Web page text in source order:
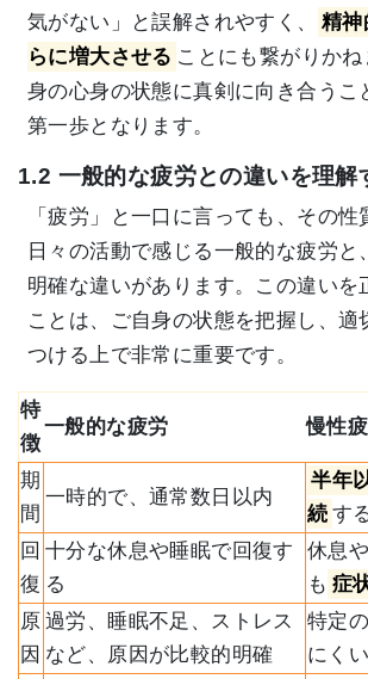
気がない」と誤解されやすく、
精神
らに増大させる ことにも繋がりか
身の心身の状態に真剣に向き合うこ
第一歩となります。
1.2 一般的な疲労との違いを理解
「疲労」と一口に言っても、その性
日々の活動で感じる一般的な疲労と
明確な違いがあります。この違いを
ことは、ご自身の状態を把握し、適
つける上で非常に重要です。
特
徴
一般的な疲労 慢性
期
間
一時的で、通常数日以内
半年
続 す
回
復
十分な休息や睡眠で回復す
る
休息
も 症
原
因
過労、睡眠不足、ストレス
など、原因が比較的明確
特定
にく